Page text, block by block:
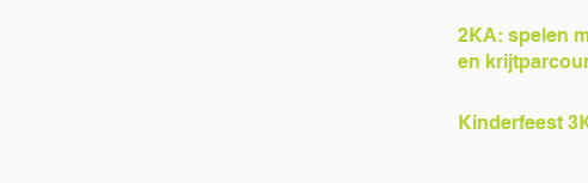
2KA: spelen
en
Kinderfeest